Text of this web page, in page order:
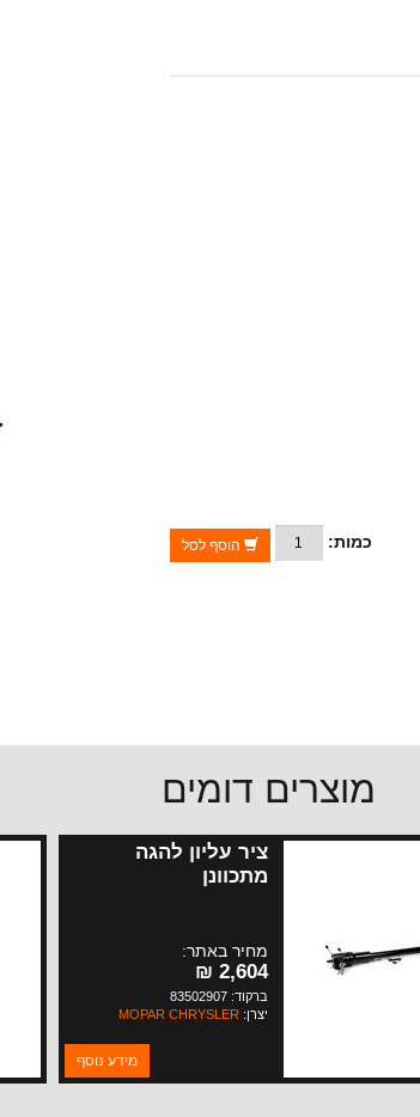
כמות: הוסף לסל
מוצרים דומים
ציר עליון להגה
מתכוונן
מחיר באתר:
2,604 ₪
ברקוד: 83502907
יצרן: MOPAR CHRYSLER
מידע נוסף